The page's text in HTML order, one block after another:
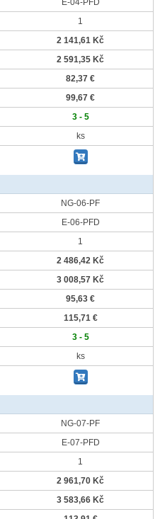
E-04-PFD
1
2 141,61 Kč
2 591,35 Kč
82,37 €
99,67 €
3 - 5
ks
NG-06-PF
E-06-PFD
1
2 486,42 Kč
3 008,57 Kč
95,63 €
115,71 €
3 - 5
ks
NG-07-PF
E-07-PFD
1
2 961,70 Kč
3 583,66 Kč